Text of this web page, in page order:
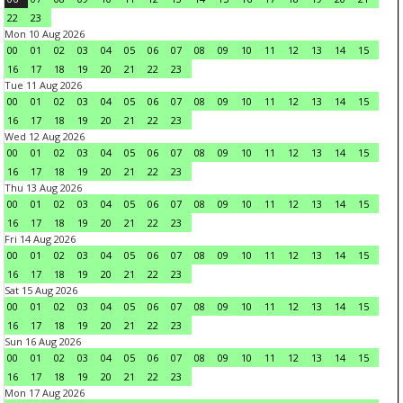
22
23
Mon 10 Aug 2026
00
01 02 03 04 05 06 07 08 09 10 11 12 13 14
15
16
17 18 19 20 21 22
23
Tue 11 Aug 2026
00
01 02 03 04 05 06 07 08 09 10 11 12 13 14
15
16
17 18 19 20 21 22
23
Wed 12 Aug 2026
00
01 02 03 04 05 06 07 08 09 10 11 12 13 14
15
16
17 18 19 20 21 22
23
Thu 13 Aug 2026
00
01 02 03 04 05 06 07 08 09 10 11 12 13 14
15
16
17 18 19 20 21 22
23
Fri 14 Aug 2026
00
01 02 03 04 05 06 07 08 09 10 11 12 13 14
15
16
17 18 19 20 21 22
23
Sat 15 Aug 2026
00
01 02 03 04 05 06 07 08 09 10 11 12 13 14
15
16
17 18 19 20 21 22
23
Sun 16 Aug 2026
00
01 02 03 04 05 06 07 08 09 10 11 12 13 14
15
16
17 18 19 20 21 22
23
Mon 17 Aug 2026